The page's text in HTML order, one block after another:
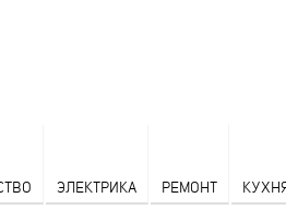
ЭЛЕКТРИКА РЕМОНТ